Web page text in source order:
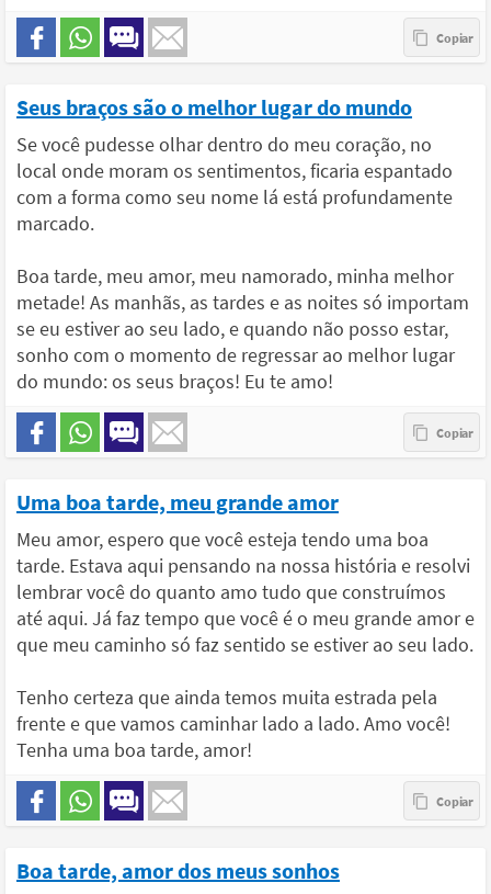
Seus braços são o melhor lugar do mundo
Se você pudesse olhar dentro do meu coração, no
local onde moram os sentimentos, ficaria espantado
com a forma como seu nome lá está profundamente
marcado.
Boa tarde, meu amor, meu namorado, minha melhor
metade! As manhãs, as tardes e as noites só importam
se eu estiver ao seu lado, e quando não posso estar,
sonho com o momento de regressar ao melhor lugar
do mundo: os seus braços! Eu te amo!
Uma boa tarde, meu grande amor
Meu amor, espero que você esteja tendo uma boa
tarde. Estava aqui pensando na nossa história e resolvi
lembrar você do quanto amo tudo que construímos
até aqui. Já faz tempo que você é o meu grande amor e
que meu caminho só faz sentido se estiver ao seu lado.
Tenho certeza que ainda temos muita estrada pela
frente e que vamos caminhar lado a lado. Amo você!
Tenha uma boa tarde, amor!
Boa tarde, amor dos meus sonhos